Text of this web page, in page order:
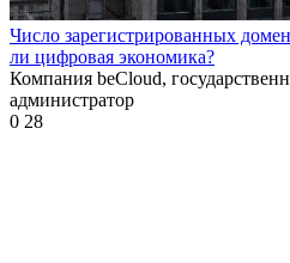
Число зарегистрированных
ли цифровая экономика?
Компания beCloud,
администратор
0 28